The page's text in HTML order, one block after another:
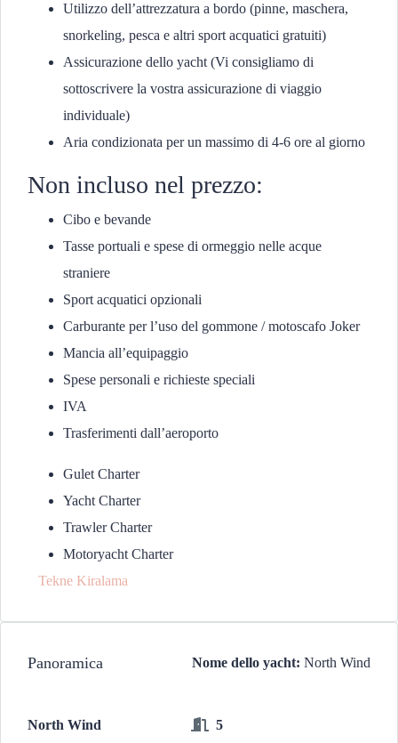
Utilizzo dell’attrezzatura a bordo (pinne, maschera,
snorkeling, pesca e altri sport acquatici gratuiti)
Assicurazione dello yacht (Vi consigliamo di
sottoscrivere la vostra assicurazione di viaggio
individuale)
Aria condizionata per un massimo di 4-6 ore al giorno
Non incluso nel prezzo:
Cibo e bevande
Tasse portuali e spese di ormeggio nelle acque
straniere
Sport acquatici opzionali
Carburante per l’uso del gommone / motoscafo Joker
Mancia all’equipaggio
Spese personali e richieste speciali
IVA
Trasferimenti dall’aeroporto
Gulet Charter
Yacht Charter
Trawler Charter
Motoryacht Charter
Tekne Kiralama
Panoramica Nome dello yacht: North Wind
North Wind
5